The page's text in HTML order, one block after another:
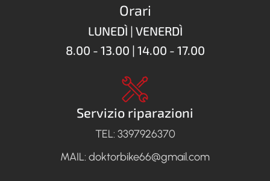
Orari
LUNEDÌ | VENERDÌ
8.00 - 13.00 | 14.00 - 17.00
Servizio riparazioni
TEL: 3397926370
MAIL: doktorbike66@gmail.com